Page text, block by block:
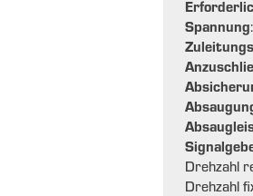
Spannung
Drehzahl
Drehzahl